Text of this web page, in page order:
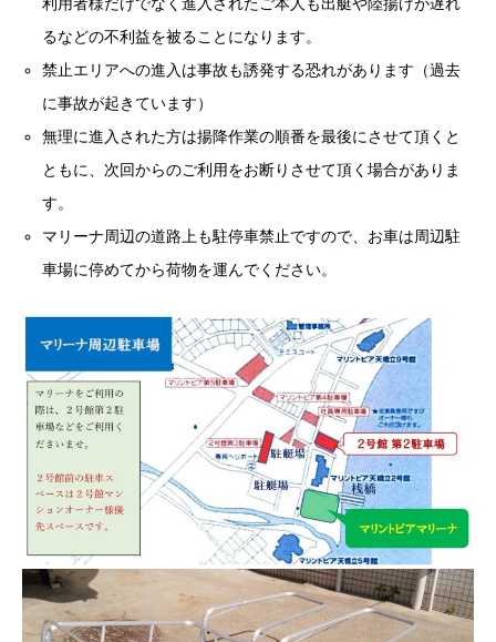
るなどの不利益を被ることになります。
禁止エリアへの進入は事故も誘発する恐れがあります（過去
に事故が起きています）
無理に進入された方は揚降作業の順番を最後にさせて頂くと
ともに、次回からのご利用をお断りさせて頂く場合がありま
す。
マリーナ周辺の道路上も駐停車禁止ですので、お車は周辺駐
車場に停めてから荷物を運んでください。